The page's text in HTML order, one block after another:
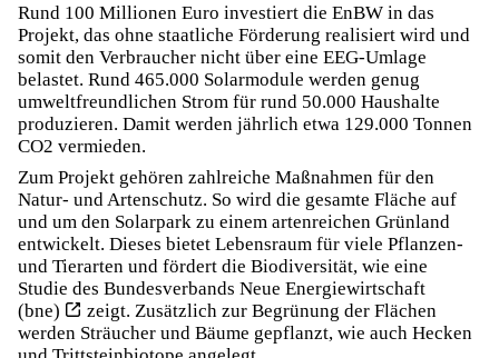
Rund 100 Millionen Euro investiert die EnBW in das
Projekt, das ohne staatliche Förderung realisiert wird und
somit den Verbraucher nicht über eine EEG-Umlage
belastet. Rund 465.000 Solarmodule werden genug
umweltfreundlichen Strom für rund 50.000 Haushalte
produzieren. Damit werden jährlich etwa 129.000 Tonnen
CO2 vermieden.
Zum Projekt gehören zahlreiche Maßnahmen für den
Natur- und Artenschutz. So wird die gesamte Fläche auf
und um den Solarpark zu einem artenreichen Grünland
entwickelt. Dieses bietet Lebensraum für viele Pflanzen-
und Tierarten und fördert die Biodiversität, wie eine
Studie des Bundesverbands Neue Energiewirtschaft
(bne)
zeigt. Zusätzlich zur Begrünung der Flächen
werden Sträucher und Bäume gepflanzt, wie auch Hecken